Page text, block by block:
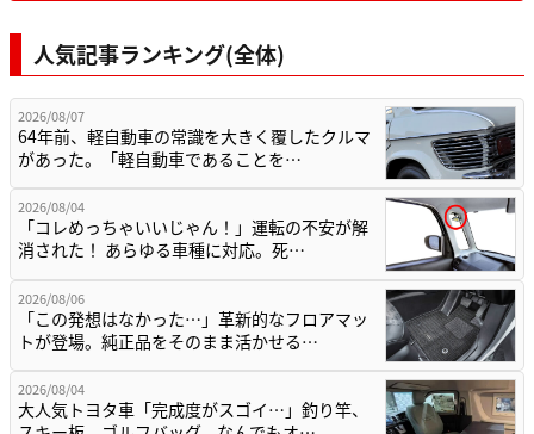
人気記事ランキング(全体)
2026/08/07
64年前、軽自動車の常識を大きく覆したクルマ
があった。「軽自動車であることを…
2026/08/04
「コレめっちゃいいじゃん！」運転の不安が解
消された！ あらゆる車種に対応。死…
2026/08/06
「この発想はなかった…」革新的なフロアマッ
トが登場。純正品をそのまま活かせる…
2026/08/04
大人気トヨタ車「完成度がスゴイ…」釣り竿、